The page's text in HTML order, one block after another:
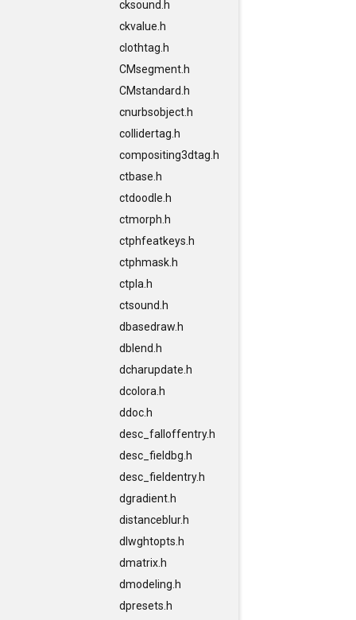
cksound.h
ckvalue.h
clothtag.h
CMsegment.h
CMstandard.h
cnurbsobject.h
collidertag.h
compositing3dtag.h
ctbase.h
ctdoodle.h
ctmorph.h
ctphfeatkeys.h
ctphmask.h
ctpla.h
ctsound.h
dbasedraw.h
dblend.h
dcharupdate.h
dcolora.h
ddoc.h
desc_falloffentry.h
desc_fieldbg.h
desc_fieldentry.h
dgradient.h
distanceblur.h
dlwghtopts.h
dmatrix.h
dmodeling.h
dpresets.h